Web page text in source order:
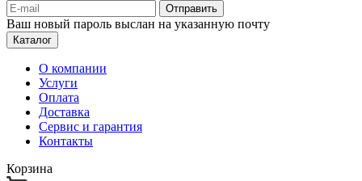
Отправить
Ваш новый пароль выслан на указанную почту
Каталог
О компании
Услуги
Оплата
Доставка
Сервис и гарантия
Контакты
Корзина